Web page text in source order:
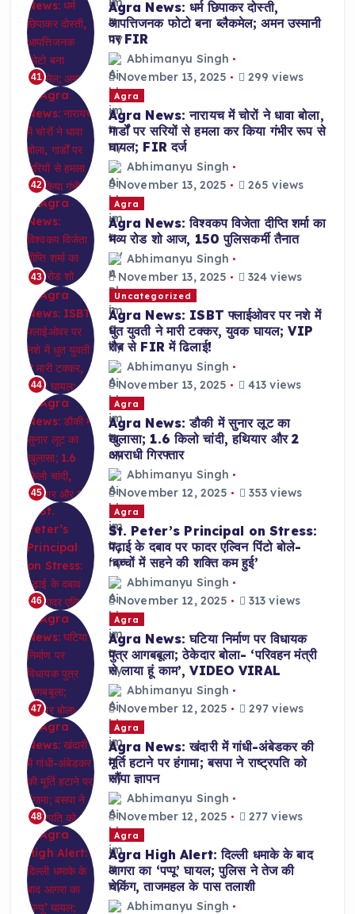
41
Agra News: धर्म छिपाकर दोस्ती,
आपत्तिजनक फोटो बना ब्लैकमेल; अमन उस्मानी
पर FIR
Abhimanyu Singh
November 13, 2025
299 views
42
Agra
Agra News: नारायच में चोरों ने धावा बोला,
गार्डों पर सरियों से हमला कर किया गंभीर रूप से
घायल; FIR दर्ज
Abhimanyu Singh
November 13, 2025
265 views
43
Agra
Agra News: विश्वकप विजेता दीप्ति शर्मा का
भव्य रोड शो आज, 150 पुलिसकर्मी तैनात
Abhimanyu Singh
November 13, 2025
324 views
44
Uncategorized
Agra News: ISBT फ्लाईओवर पर नशे में
धुत युवती ने मारी टक्कर, युवक घायल; VIP
रौब से FIR में ढिलाई!
Abhimanyu Singh
November 13, 2025
413 views
45
Agra
Agra News: डौकी में सुनार लूट का
खुलासा; 1.6 किलो चांदी, हथियार और 2
अपराधी गिरफ्तार
Abhimanyu Singh
November 12, 2025
353 views
46
Agra
St. Peter’s Principal on Stress:
पढ़ाई के दबाव पर फादर एल्विन पिंटो बोले-
‘बच्चों में सहने की शक्ति कम हुई’
Abhimanyu Singh
November 12, 2025
313 views
47
Agra
Agra News: घटिया निर्माण पर विधायक
पुत्र आगबबूला; ठेकेदार बोला- ‘परिवहन मंत्री
से लाया हूं काम’, VIDEO VIRAL
Abhimanyu Singh
November 12, 2025
297 views
48
Agra
Agra News: खंदारी में गांधी-अंबेडकर की
मूर्ति हटाने पर हंगामा; बसपा ने राष्ट्रपति को
सौंपा ज्ञापन
Abhimanyu Singh
November 12, 2025
277 views
Agra
Agra High Alert: दिल्ली धमाके के बाद
आगरा का ‘पप्पू’ घायल; पुलिस ने तेज की
चेकिंग, ताजमहल के पास तलाशी
Abhimanyu Singh